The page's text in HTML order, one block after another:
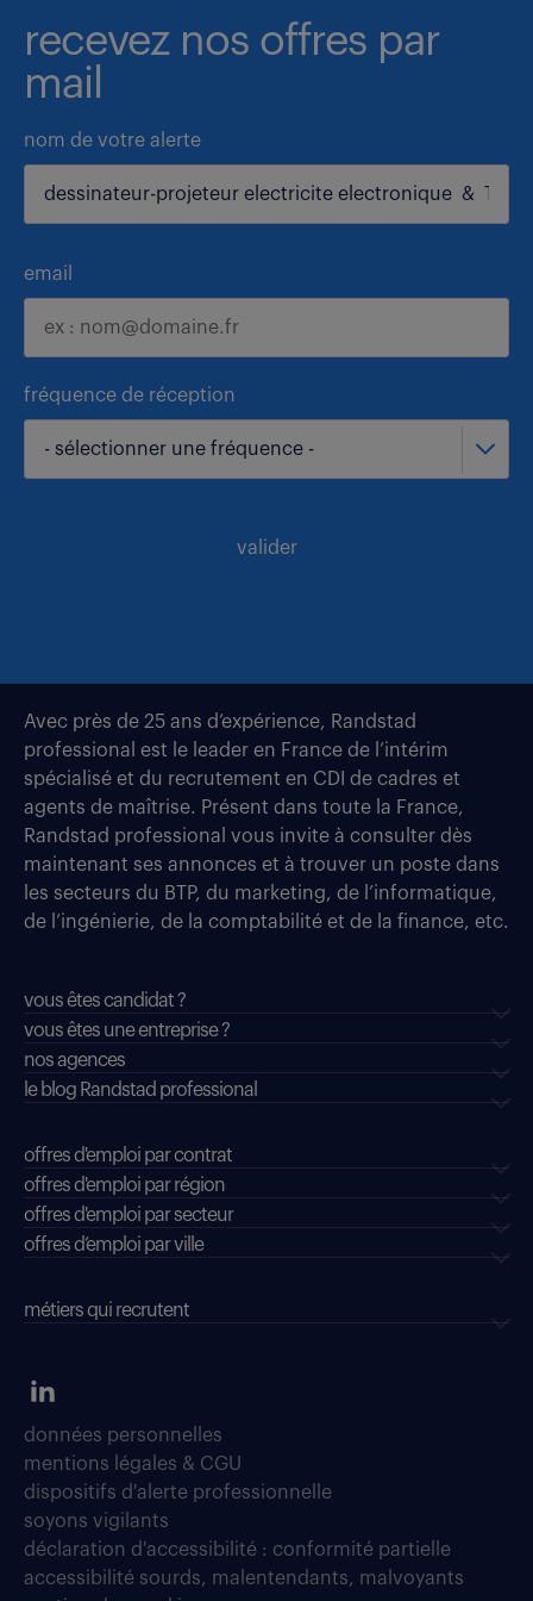
recevez nos offres par
mail
nom de votre alerte
email
fréquence de réception
- sélectionner une fréquence -
valider
Avec près de 25 ans d’expérience, Randstad
professional est le leader en France de l’intérim
spécialisé et du recrutement en CDI de cadres et
agents de maîtrise. Présent dans toute la France,
Randstad professional vous invite à consulter dès
maintenant ses annonces et à trouver un poste dans
les secteurs du BTP, du marketing, de l’informatique,
de l’ingénierie, de la comptabilité et de la finance, etc.
vous êtes candidat ?
vous êtes une entreprise ?
nos agences
le blog Randstad professional
offres d'emploi par contrat
offres d'emploi par région
offres d'emploi par secteur
offres d’emploi par ville
métiers qui recrutent
données personnelles
mentions légales & CGU
dispositifs d'alerte professionnelle
soyons vigilants
déclaration d'accessibilité : conformité partielle
accessibilité sourds, malentendants, malvoyants